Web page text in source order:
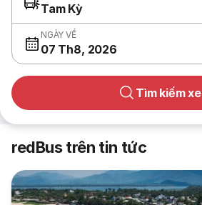
Tam Kỳ
NGÀY VỀ
07 Th8, 2026
Tìm kiếm xe
redBus trên tin tức